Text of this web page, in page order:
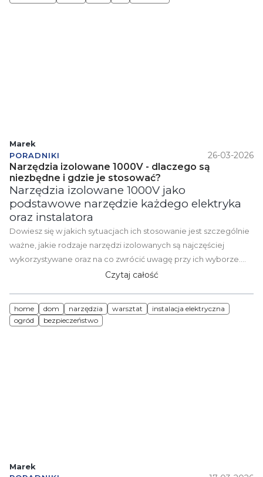
PORADNIKI 26-03-2026
Narzędzia izolowane 1000V - dlaczego są
niezbędne i gdzie je stosować?
Narzędzia izolowane 1000V jako
podstawowe narzędzie każdego elektryka
oraz instalatora
Dowiesz się w jakich sytuacjach ich stosowanie jest szczególnie
ważne, jakie rodzaje narzędzi izolowanych są najczęściej
wykorzystywane oraz na co zwrócić uwagę przy ich wyborze.
Artykuł porusza również kwestie bezpieczeństwa pracy przy
To kompleksowy poradnik dla osób, które chcą pracować
bezpiecznie i profesjonalnie przy instalacjach elektrycznych.
Czytaj całość
Marek
home dom narzędzia warsztat
instalacja elektryczna
ogród
bezpieczeństwo
Marek